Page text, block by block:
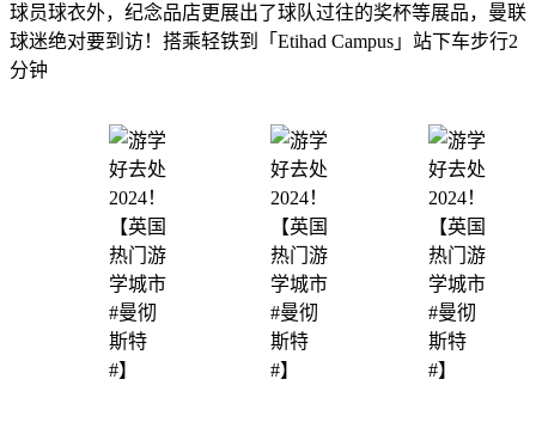
球员球衣外，纪念品店更展出了球队过往的奖杯等展品，曼联
球迷绝对要到访！搭乘轻铁到「Etihad Campus」站下车步行2
分钟